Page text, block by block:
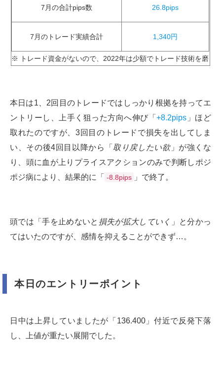
7月の合計pips数 26.8pips
7月のトレード実績合計 1,340円
※ トレード資金がないので、2022年は少額でトレード技術を磨き
本日は1、2回目のトレードではしっかり根拠を持ってエ
ントリーし、上手く狙った方向へ伸び「+8.2pips 」ほど
取れたのですが、3回目のトレードで損失を出してしま
い、その後4回目以降から「取り戻したい欲」が強くな
り、頭に血が上りプライスアクションのみで判断しポジ
ポジ病により、結果的に「
-8.8pips 」で終了。
頭では「手を止めないと 損失が拡大していく 」と分かっ
てはいたのですが、感情を抑えることができず…。
本日のエントリーポイント
日中は上昇していましたが「136.400」付近で反発下落
し、上値が重たい展開でした。